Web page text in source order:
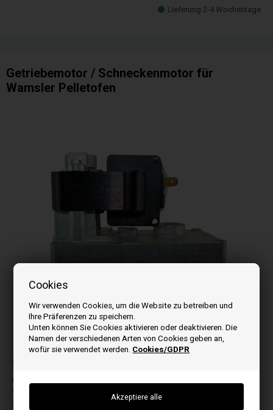
Cookies
Wir verwenden Cookies, um die Website zu betreiben und
Ihre Präferenzen zu speichern.
Unten können Sie Cookies aktivieren oder deaktivieren. Die
Namen der verschiedenen Arten von Cookies geben an,
wofür sie verwendet werden. Cookies/GDPR
Lieferung 2-4 Wochentage
Getriebemotor / Schneckenmotor für
Wamsler Pelletofen
Bilder können je nach Modell abweichen
W
WP 2-8
WP 2-A K/A Gran Pellet